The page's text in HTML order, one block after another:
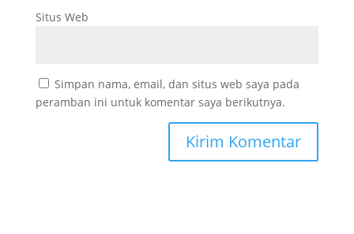
Situs Web
Simpan nama, email, dan situs web saya pada
peramban ini untuk komentar saya berikutnya.